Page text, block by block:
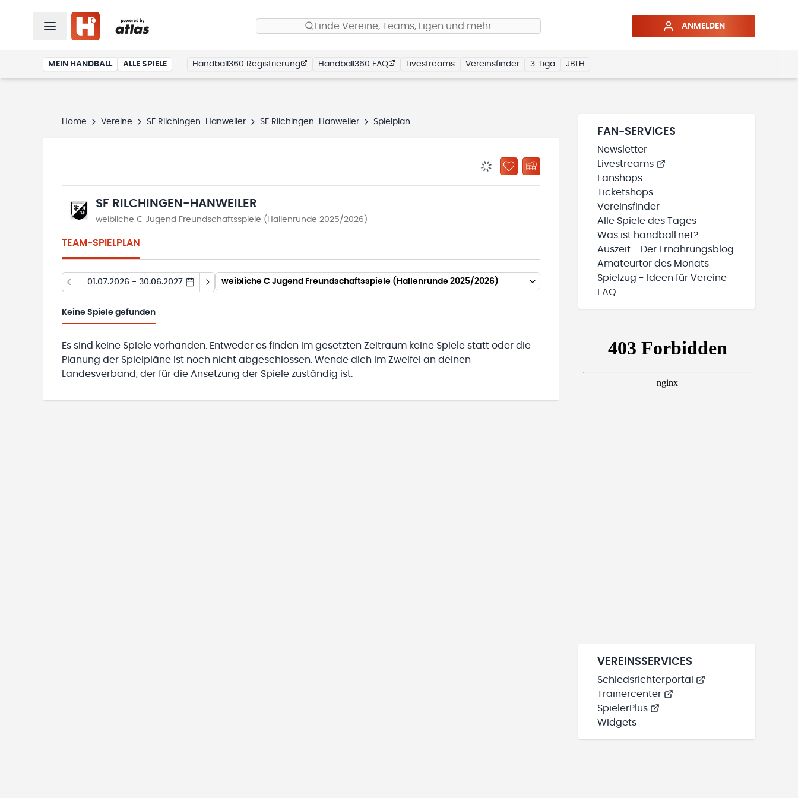
Finde Vereine, Teams, Ligen und mehr… ANMELDEN
MEIN HANDBALL ALLE SPIELE Handball360 Registrierung Handball360 FAQ Livestreams Vereinsfinder 3. Liga JBLH
Home Vereine SF Rilchingen-Hanweiler SF Rilchingen-Hanweiler Spielplan
BENACHRICHTIGUNGSSTATUS WIRD GELADEN
ZU „MEINE TEAMS“ HINZUFÜGEN
SF RILCHINGEN-HANWEILER
weibliche C Jugend Freundschaftsspiele (Hallenrunde 2025/2026)
TEAM-SPIELPLAN
01.07.2026 - 30.06.2027 weibliche C Jugend Freundschaftsspiele (Hallenrunde 2025/2026)
Keine Spiele gefunden
Es sind keine Spiele vorhanden. Entweder es finden im gesetzten Zeitraum keine Spiele statt oder die
Planung der Spielpläne ist noch nicht abgeschlossen. Wende dich im Zweifel an deinen
Landesverband, der für die Ansetzung der Spiele zuständig ist.
FAN-SERVICES
Newsletter
Livestreams
Fanshops
Ticketshops
Vereinsfinder
Alle Spiele des Tages
Was ist handball.net?
Auszeit - Der Ernährungsblog
Amateurtor des Monats
Spielzug - Ideen für Vereine
FAQ
VEREINSSERVICES
Schiedsrichterportal
Trainercenter
SpielerPlus
Widgets